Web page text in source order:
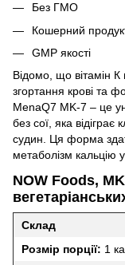
Без ГМО
Кошерний
GMP якості
Відомо, що вітамін К
згортання крові та
MenaQ7 MK-7 – це
без сої, яка
судин. Ця форма
метаболізм кальцію
NOW Foods,
Склад
Розмір порції: 1